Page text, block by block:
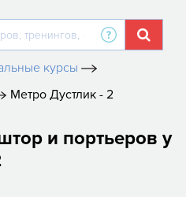
курсы
Метро Дустлик - 2
и портьеров у